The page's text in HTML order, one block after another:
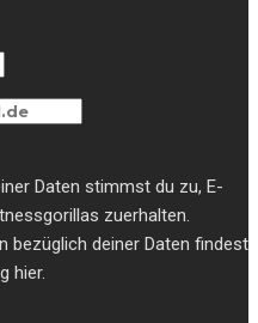
Daten stimmst du zu, E-
zuerhalten.
bezüglich deiner Daten findest
hier.